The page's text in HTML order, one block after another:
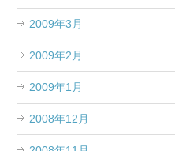
2009年3月
2009年2月
2009年1月
2008年12月